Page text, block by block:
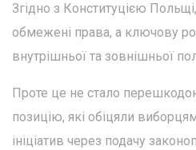
Згідно з Конституцією
обмежені права, а ключову
внутрішньої та зовнішньої
Проте це не стало
позицію, які обіцяли
ініціатив через подачу